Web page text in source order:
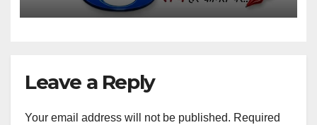
Leave a Reply
Your email address will not be published. Required